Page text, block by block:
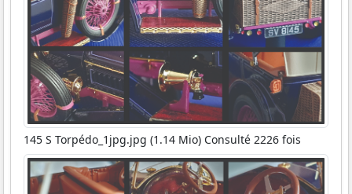
145 S Torpédo_1jpg.jpg (1.14 Mio) Consulté 2226 fois